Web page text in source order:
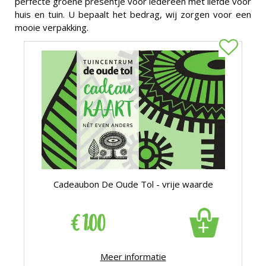
huis en tuin. U bepaalt het bedrag, wij zorgen voor een
mooie verpakking.
Cadeaubon De Oude Tol - vrije waarde
€1,00
Meer informatie
+